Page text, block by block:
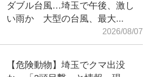
ダブル台風…埼玉で午後、激し
い雨か 大型の台風、最大...
2026/08/07
【危険動物】埼玉でクマ出没